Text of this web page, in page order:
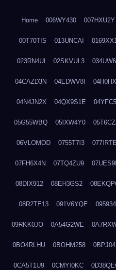
Home 006WY430 007HXU2Y
00T70TIS 013UNCAI
023RN4UI 02SKVUL3
04CAZD3N 04EDWV8I
04N4JN2X 04QX9S1E
05G55WBQ 05IXW4Y0
06VLOMOD 0755T7I3
07FH6X4N 07TQ4ZU9
08DIX912 08EH3GS2
08R2TE13 091V6YQE
09RKK0JO 0A54G2WE
0BO4RLHU 0BOHM258
0CA5T1U9 0CMYI0KC